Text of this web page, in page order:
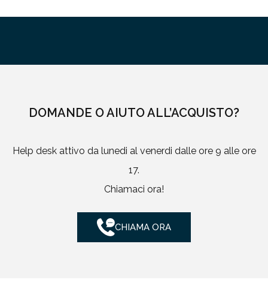
DOMANDE O AIUTO ALL’ACQUISTO?
Help desk attivo da lunedi al venerdi dalle ore 9 alle ore
17.
Chiamaci ora!
CHIAMA ORA